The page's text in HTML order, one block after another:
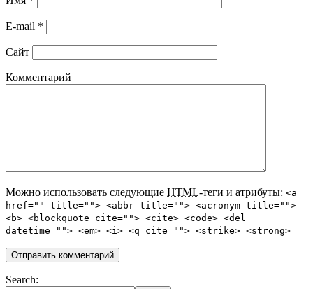
E-mail *
Сайт
Комментарий
Можно использовать следующие HTML-теги и атрибуты: <a
href="" title=""> <abbr title=""> <acronym title="">
<b> <blockquote cite=""> <cite> <code> <del
datetime=""> <em> <i> <q cite=""> <strike> <strong>
Search: